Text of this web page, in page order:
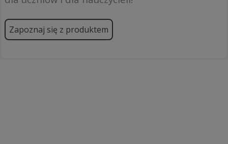
Zapoznaj się z produktem